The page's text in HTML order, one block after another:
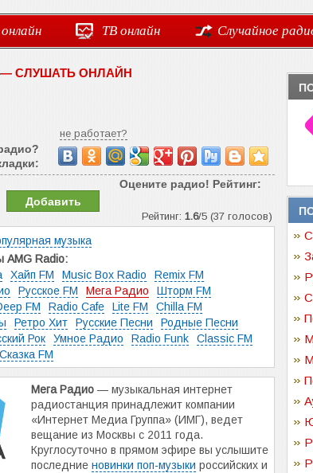
ТВ онлайн Случайное
СЛУШАТЬ ОНЛАЙН
не работает?
Оцените радио! Рейтинг:
Рейтинг: 1.6/5 (37 голосов)
Добавить
музыка
AMG Radio:
Хайп FM Music Box Radio
Remix FM
Русское FM Мега Радио
Шторм FM
FM Radio Cafe Lite FM
Chilla FM
Ретро Хит Русские Песни
Родные Песни
Рок Умное Радио Radio Funk
Classic FM
Сказка FM
Мега Радио — музыкальная интернет
радиостанция принадлежит компании
«Интернет Медиа Группа» (ИМГ), ведет
вещание из Москвы с 2011 года.
Круглосуточно в прямом эфире вы услышите
последние новинки поп-музыки российских и
С